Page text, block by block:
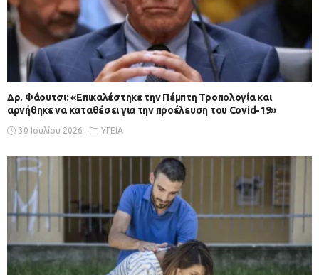
Δρ. Φάουτσι: «Επικαλέστηκε την Πέμπτη Τροπολογία και
αρνήθηκε να καταθέσει για την προέλευση του Covid-19»
30 Ιουλίου 2026 ΥΓΕΙΑ